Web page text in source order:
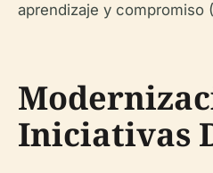
aprendizaje y compromiso (
Iniciativas